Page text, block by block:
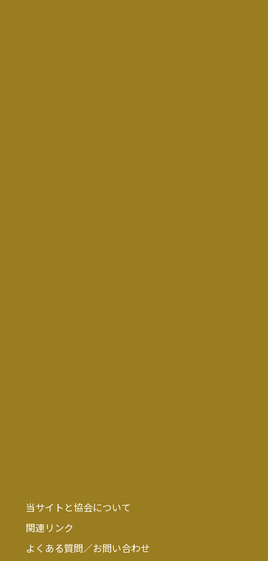
当サイトと協会について
関連リンク
よくある質問／お問い合わせ